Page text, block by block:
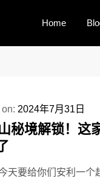
Home
2024年7月31日
秘境解锁！这
天要给你们安利一个